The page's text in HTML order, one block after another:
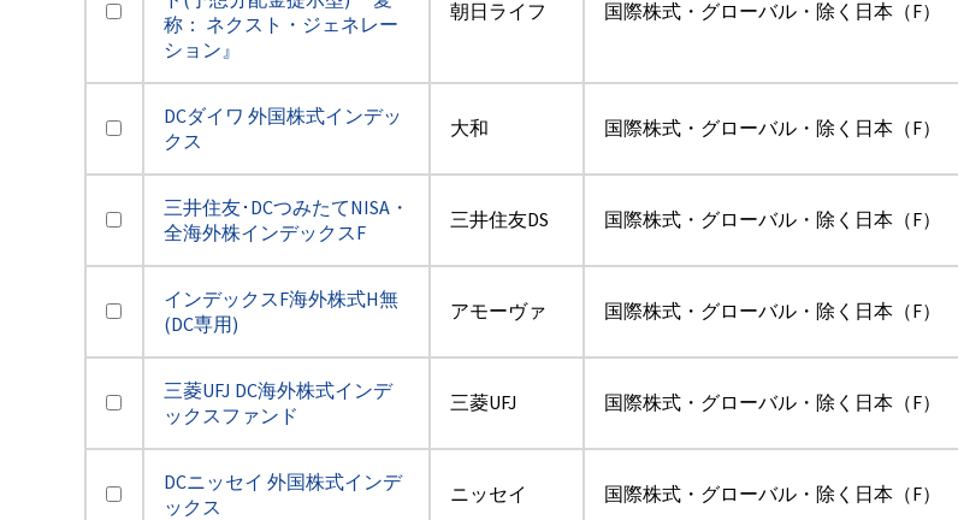
称： ネクスト・ジェネレー
ション』
朝日ライフ 国際株式・グローバル・除く日本（F）
DCダイワ 外国株式インデッ
クス
大和 国際株式・グローバル・除く日本（F）
三井住友･DCつみたてNISA・
全海外株インデックスF
三井住友DS 国際株式・グローバル・除く日本（F）
インデックスF海外株式H無
(DC専用)
アモーヴァ 国際株式・グローバル・除く日本（F）
三菱UFJ DC海外株式インデ
ックスファンド
三菱UFJ 国際株式・グローバル・除く日本（F）
DCニッセイ 外国株式インデ
ックス
ニッセイ 国際株式・グローバル・除く日本（F）